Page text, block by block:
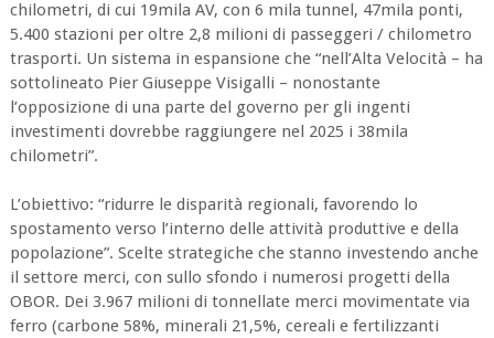
chilometri, di cui 19mila AV, con 6 mila tunnel, 47mila ponti,
5.400 stazioni per oltre 2,8 milioni di passeggeri / chilometro
trasporti. Un sistema in espansione che “nell’Alta Velocità – ha
sottolineato Pier Giuseppe Visigalli – nonostante
l’opposizione di una parte del governo per gli ingenti
investimenti dovrebbe raggiungere nel 2025 i 38mila
chilometri”.
L’obiettivo: “ridurre le disparità regionali, favorendo lo
spostamento verso l’interno delle attività produttive e della
popolazione”. Scelte strategiche che stanno investendo anche
il settore merci, con sullo sfondo i numerosi progetti della
OBOR. Dei 3.967 milioni di tonnellate merci movimentate via
ferro (carbone 58%, minerali 21,5%, cereali e fertilizzanti